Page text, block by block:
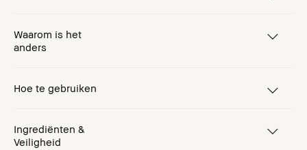
Waarom is het
anders
Hoe te gebruiken
Ingrediënten &
Veiligheid